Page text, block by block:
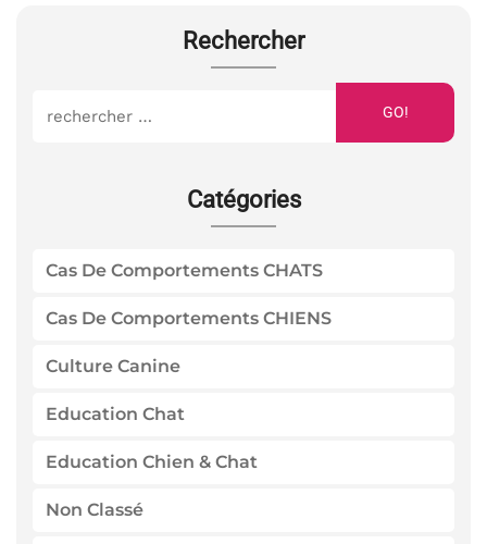
Rechercher
GO!
Catégories
Cas De Comportements CHATS
Cas De Comportements CHIENS
Culture Canine
Education Chat
Education Chien & Chat
Non Classé